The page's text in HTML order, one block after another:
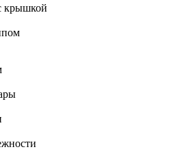
крышкой